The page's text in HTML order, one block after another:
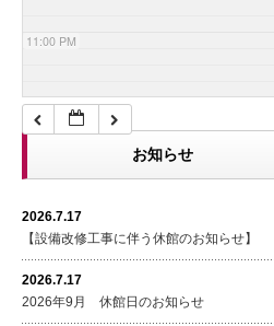
11:00 PM
お知らせ
2026.7.17
【設備改修工事に伴う休館のお知ら
2026.7.17
2026年9月 休館日のお知らせ